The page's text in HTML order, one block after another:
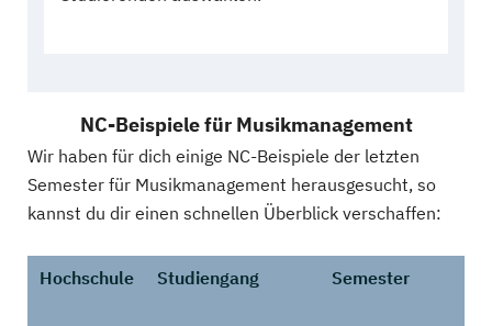
NC-Beispiele für Musikmanagement
Wir haben für dich einige NC-Beispiele der letzten
Semester für Musikmanagement herausgesucht, so
kannst du dir einen schnellen Überblick verschaffen:
Hochschule Studiengang Semester